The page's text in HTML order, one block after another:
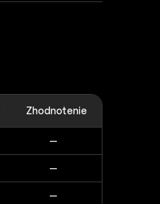
Zhodnotenie
—
—
—